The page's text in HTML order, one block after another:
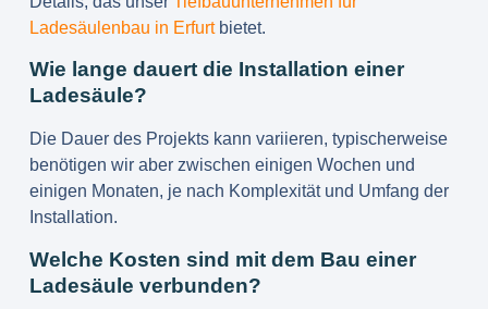
Ladesäulenbau in Erfurtbietet.
Wie lange dauert die Installation einer
Ladesäule?
Die Dauer des Projekts kann variieren, typischerweise
benötigen wir aber zwischen einigen Wochen und
einigen Monaten, je nach Komplexität und Umfang der
Installation.
Welche Kosten sind mit dem Bau einer
Ladesäule verbunden?